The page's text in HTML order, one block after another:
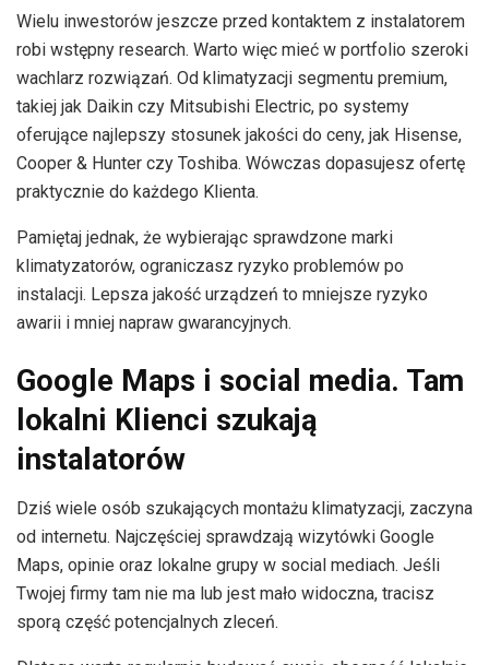
Wielu inwestorów jeszcze przed kontaktem z instalatorem
robi wstępny research. Warto więc mieć w portfolio szeroki
wachlarz rozwiązań. Od klimatyzacji segmentu premium,
takiej jak Daikin czy Mitsubishi Electric, po systemy
oferujące najlepszy stosunek jakości do ceny, jak Hisense,
Cooper & Hunter czy Toshiba. Wówczas dopasujesz ofertę
praktycznie do każdego Klienta.
Pamiętaj jednak, że wybierając sprawdzone marki
klimatyzatorów, ograniczasz ryzyko problemów po
instalacji. Lepsza jakość urządzeń to mniejsze ryzyko
awarii i mniej napraw gwarancyjnych.
Google Maps i social media. Tam
lokalni Klienci szukają
instalatorów
Dziś wiele osób szukających montażu klimatyzacji, zaczyna
od internetu. Najczęściej sprawdzają wizytówki Google
Maps, opinie oraz lokalne grupy w social mediach. Jeśli
Twojej firmy tam nie ma lub jest mało widoczna, tracisz
sporą część potencjalnych zleceń.